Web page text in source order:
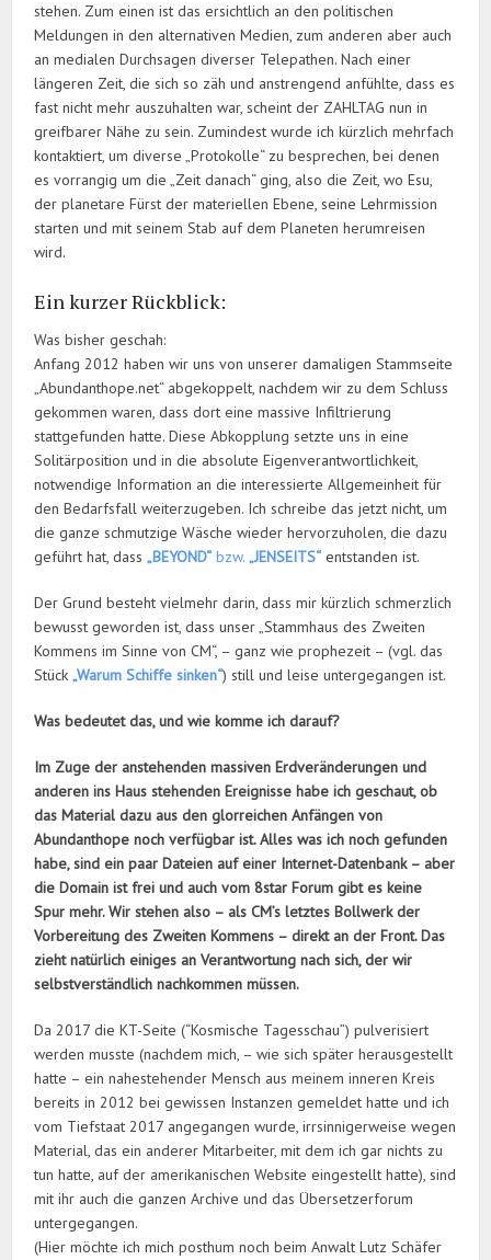
stehen. Zum einen ist das ersichtlich an den politischen
Meldungen in den alternativen Medien, zum anderen aber auch
an medialen Durchsagen diverser Telepathen. Nach einer
längeren Zeit, die sich so zäh und anstrengend anfühlte, dass es
fast nicht mehr auszuhalten war, scheint der ZAHLTAG nun in
greifbarer Nähe zu sein. Zumindest wurde ich kürzlich mehrfach
kontaktiert, um diverse „Protokolle“ zu besprechen, bei denen
es vorrangig um die „Zeit danach“ ging, also die Zeit, wo Esu,
der planetare Fürst der materiellen Ebene, seine Lehrmission
starten und mit seinem Stab auf dem Planeten herumreisen
wird.
Ein kurzer Rückblick:
Was bisher geschah:
Anfang 2012 haben wir uns von unserer damaligen Stammseite
„Abundanthope.net“ abgekoppelt, nachdem wir zu dem Schluss
gekommen waren, dass dort eine massive Infiltrierung
stattgefunden hatte. Diese Abkopplung setzte uns in eine
Solitärposition und in die absolute Eigenverantwortlichkeit,
notwendige Information an die interessierte Allgemeinheit für
den Bedarfsfall weiterzugeben. Ich schreibe das jetzt nicht, um
die ganze schmutzige Wäsche wieder hervorzuholen, die dazu
geführt hat, dass„BEYOND“ bzw.„JENSEITS“ entstanden ist.
Der Grund besteht vielmehr darin, dass mir kürzlich schmerzlich
bewusst geworden ist, dass unser „Stammhaus des Zweiten
Kommens im Sinne von CM“, – ganz wie prophezeit – (vgl. das
Stück„Warum Schiffe sinken“) still und leise untergegangen ist.
Was bedeutet das, und wie komme ich darauf?
Im Zuge der anstehenden massiven Erdveränderungen und
anderen ins Haus stehenden Ereignisse habe ich geschaut, ob
das Material dazu aus den glorreichen Anfängen von
Abundanthope noch verfügbar ist. Alles was ich noch gefunden
habe, sind ein paar Dateien auf einer Internet-Datenbank – aber
die Domain ist frei und auch vom 8star Forum gibt es keine
Spur mehr. Wir stehen also – als CM’s letztes Bollwerk der
Vorbereitung des Zweiten Kommens – direkt an der Front. Das
zieht natürlich einiges an Verantwortung nach sich, der wir
selbstverständlich nachkommen müssen.
Da 2017 die KT-Seite (“Kosmische Tagesschau”) pulverisiert
werden musste (nachdem mich, – wie sich später herausgestellt
hatte – ein nahestehender Mensch aus meinem inneren Kreis
bereits in 2012 bei gewissen Instanzen gemeldet hatte und ich
vom Tiefstaat 2017 angegangen wurde, irrsinnigerweise wegen
Material, das ein anderer Mitarbeiter, mit dem ich gar nichts zu
tun hatte, auf der amerikanischen Website eingestellt hatte), sind
mit ihr auch die ganzen Archive und das Übersetzerforum
untergegangen.
(Hier möchte ich mich posthum noch beim Anwalt Lutz Schäfer